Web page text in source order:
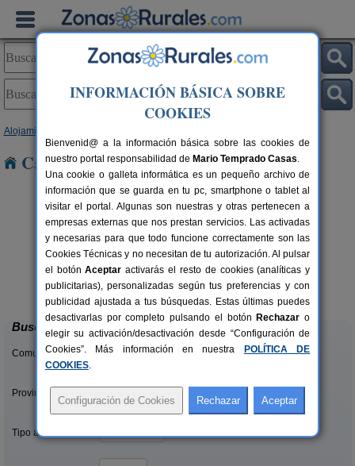
Alojamientos
Casas Rurales cerca de Orce
8-14+2 pers.
desde 27 €
Casa de Labranza para Turismo
Rural
Trasmulas (Granada)
Buscar
Comunidades:
Provincias/Islas:
Tipo alquiler:
INFORMACIÓN BÁSICA SOBRE
COOKIES
Bienvenid@ a la información básica sobre las cookies de
nuestro portal responsabilidad de Mario Temprado Casas.
Una cookie o galleta informática es un pequeño archivo de
información que se guarda en tu pc, smartphone o tablet al
visitar el portal. Algunas son nuestras y otras pertenecen a
empresas externas que nos prestan servicios. Las activadas
y necesarias para que todo funcione correctamente son las
Cookies Técnicas y no necesitan de tu autorización. Al pulsar
el botónAceptar activarás el resto de cookies (analíticas y
publicitarias), personalizadas según tus preferencias y con
publicidad ajustada a tus búsquedas. Estas últimas puedes
desactivarlas por completo pulsando el botón Rechazar o
elegir su activación/desactivación desde “Configuración de
Cookies”. Más información en nuestra
POLÍTICA DE
COOKIES.